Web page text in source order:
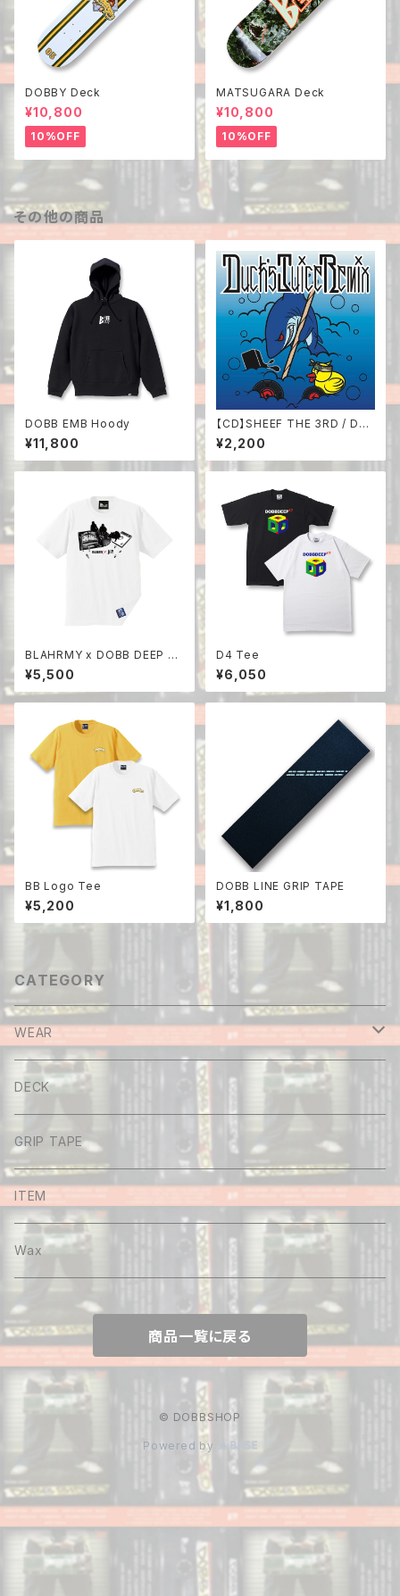
DOBBY Deck
¥10,800
10%OFF
MATSUGARA Deck
¥10,800
10%OFF
その他の商品
DOBB EMB Hoody
¥11,800
【CD】SHEEF THE 3RD / Duc
k's Juice Remix
¥2,200
BLAHRMY x DOBB DEEP C
ollabo Tee
¥5,500
D4 Tee
¥6,050
BB Logo Tee
¥5,200
DOBB LINE GRIP TAPE
¥1,800
CATEGORY
WEAR
Tee
Long sleeve
Shirt
Hoodie
Sweat
Cap&Beenie
Jacket
DECK
GRIP TAPE
ITEM
Wax
商品一覧に戻る
© DOBBSHOP
Powered by